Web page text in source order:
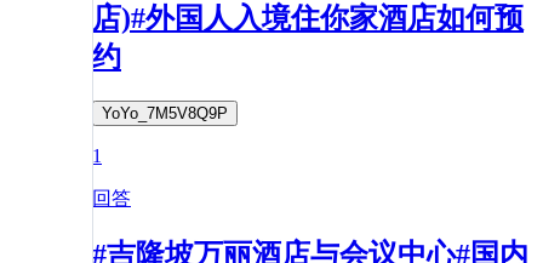
店)#外国人入境住你家酒店如何预
约
YoYo_7M5V8Q9P
1
回答
#吉隆坡万丽酒店与会议中心#国内